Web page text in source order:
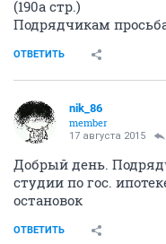
(190а стр.)
Подрядчикам
ОТВЕТИТЬ
nik_86
member
17 августа 2015
Добрый день.
студии по гос.
остановок
ОТВЕТИТЬ